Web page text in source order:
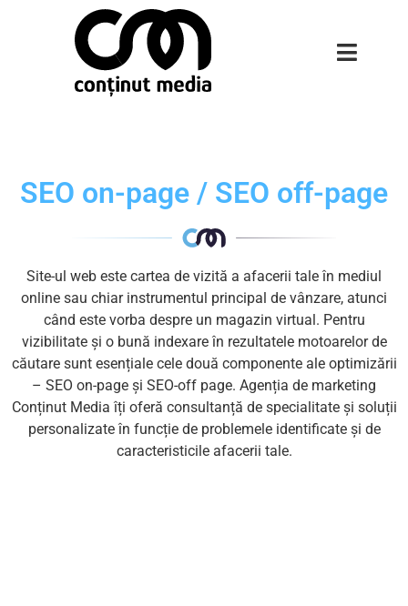
SEO on-page / SEO off-page
Site-ul web este cartea de vizită a afacerii tale în mediul
online sau chiar instrumentul principal de vânzare, atunci
când este vorba despre un magazin virtual. Pentru
vizibilitate și o bună indexare în rezultatele motoarelor de
căutare sunt esențiale cele două componente ale optimizării
– SEO on-page și SEO-off page. Agenția de marketing
Conținut Media îți oferă consultanță de specialitate și soluții
personalizate în funcție de problemele identificate și de
caracteristicile afacerii tale.